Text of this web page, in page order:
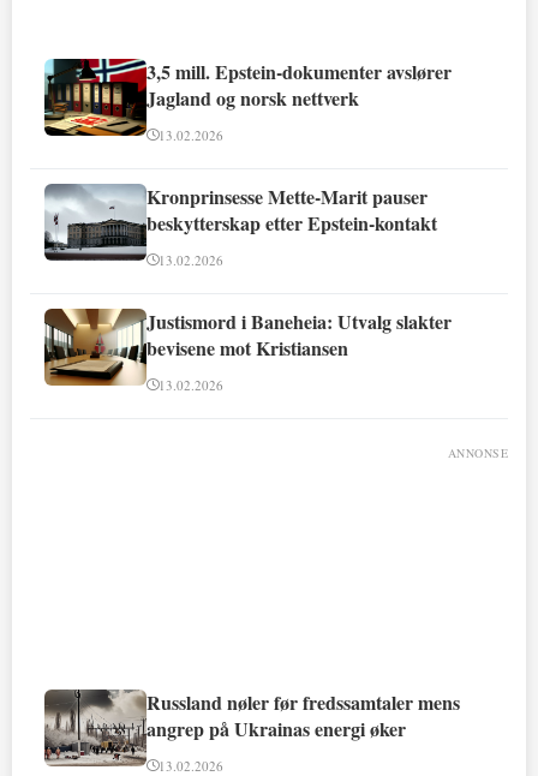
3,5 mill. Epstein-dokumenter avslører
Jagland og norsk nettverk
13.02.2026
Kronprinsesse Mette-Marit pauser
beskytterskap etter Epstein-kontakt
13.02.2026
Justismord i Baneheia: Utvalg slakter
bevisene mot Kristiansen
13.02.2026
ANNONSE
Russland nøler før fredssamtaler mens
angrep på Ukrainas energi øker
13.02.2026